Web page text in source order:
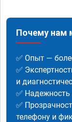
Почему нам
✅ Опыт —
✅
и
✅
✅
телефону и